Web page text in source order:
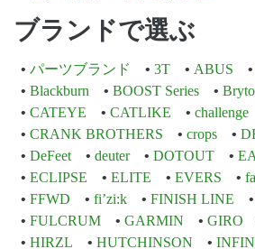
ブランドで選ぶ
パーツブランド 3T ABUS
Blackburn
BOOST Series
CATEYE
CATLIKE challenge
CRANK BROTHERS
crops
DeFeet
deuter DOTOUT
ECLIPSE
ELITE EVERS
FFWD
fi’zi:k FINISH LINE
FULCRUM
GARMIN GIRO
HIRZL
HUTCHINSON